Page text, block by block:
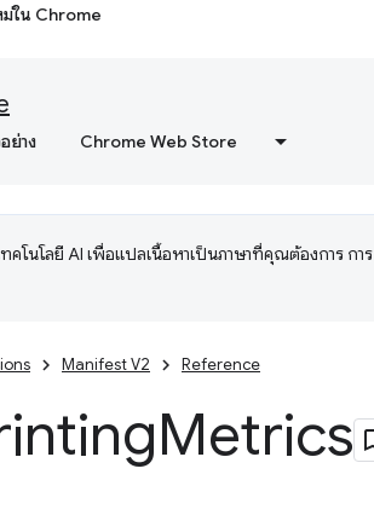
ม่ใน Chrome
ย่าง Chrome Web Store
คโนโลยี AI เพื่อแปลเนื้อหาเป็นภาษาที่คุณต้องการ การ
Manifest V2 Reference
Metrics